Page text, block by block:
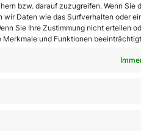
bzw. darauf zuzugreifen. Wenn Sie
wir Daten wie das Surfverhalten oder
Sie Ihre Zustimmung nicht erteilen
und Funktionen